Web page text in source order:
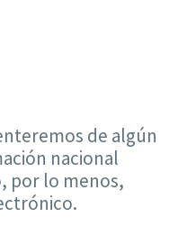
de algún
nacional
por lo menos,